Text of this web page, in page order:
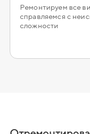
Ремонтируем все
справляемся с
сложности